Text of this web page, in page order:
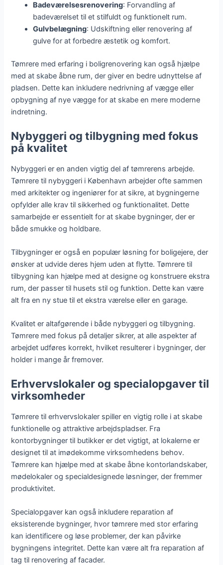
Badeværelsesrenovering: Forvandling af
badeværelset til et stilfuldt og funktionelt rum.
Gulvbelægning: Udskiftning eller renovering af
gulve for at forbedre æstetik og komfort.
Tømrere med erfaring i boligrenovering kan også hjælpe
med at skabe åbne rum, der giver en bedre udnyttelse af
pladsen. Dette kan inkludere nedrivning af vægge eller
opbygning af nye vægge for at skabe en mere moderne
indretning.
Nybyggeri og tilbygning med fokus
på kvalitet
Nybyggeri er en anden vigtig del af tømrerens arbejde.
Tømrere til nybyggeri i København arbejder ofte sammen
med arkitekter og ingeniører for at sikre, at bygningerne
opfylder alle krav til sikkerhed og funktionalitet. Dette
samarbejde er essentielt for at skabe bygninger, der er
både smukke og holdbare.
Tilbygninger er også en populær løsning for boligejere, der
ønsker at udvide deres hjem uden at flytte. Tømrere til
tilbygning kan hjælpe med at designe og konstruere ekstra
rum, der passer til husets stil og funktion. Dette kan være
alt fra en ny stue til et ekstra værelse eller en garage.
Kvalitet er altafgørende i både nybyggeri og tilbygning.
Tømrere med fokus på detaljer sikrer, at alle aspekter af
arbejdet udføres korrekt, hvilket resulterer i bygninger, der
holder i mange år fremover.
Erhvervslokaler og specialopgaver til
virksomheder
Tømrere til erhvervslokaler spiller en vigtig rolle i at skabe
funktionelle og attraktive arbejdspladser. Fra
kontorbygninger til butikker er det vigtigt, at lokalerne er
designet til at imødekomme virksomhedens behov.
Tømrere kan hjælpe med at skabe åbne kontorlandskaber,
mødelokaler og specialdesignede løsninger, der fremmer
produktivitet.
Specialopgaver kan også inkludere reparation af
eksisterende bygninger, hvor tømrere med stor erfaring
kan identificere og løse problemer, der kan påvirke
bygningens integritet. Dette kan være alt fra reparation af
tag til renovering af facader.